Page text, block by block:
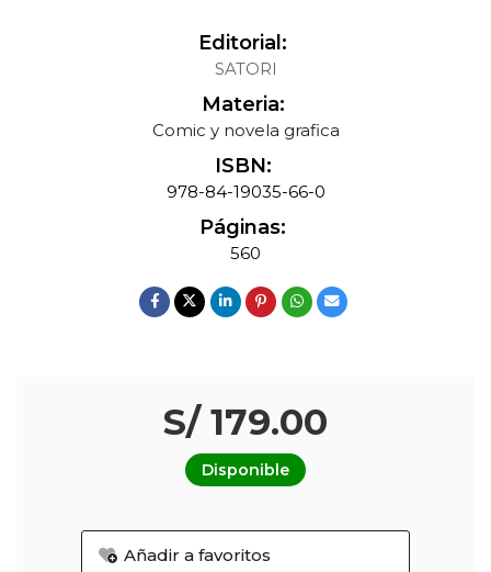
Editorial:
SATORI
Materia:
Comic y novela grafica
ISBN:
978-84-19035-66-0
Páginas:
560
S/ 179.00
Disponible
Añadir a favoritos